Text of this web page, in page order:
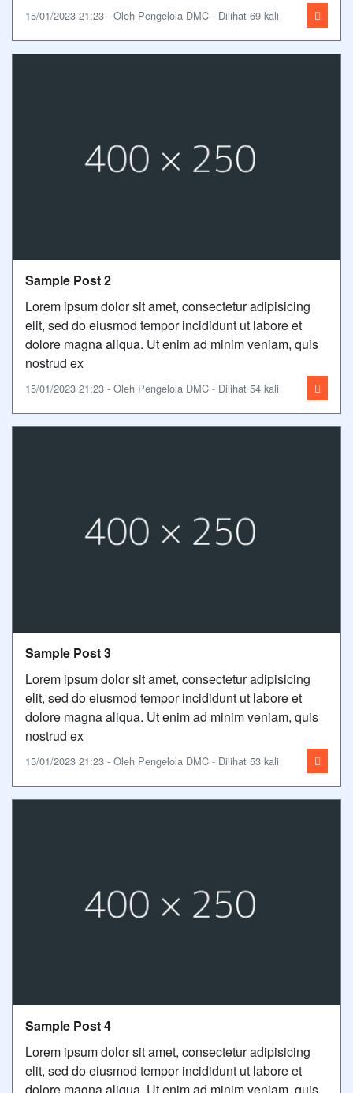
15/01/2023 21:23 - Oleh Pengelola DMC - Dilihat 69 kali
Sample Post 2
Lorem ipsum dolor sit amet, consectetur adipisicing
elit, sed do eiusmod tempor incididunt ut labore et
dolore magna aliqua. Ut enim ad minim veniam, quis
nostrud ex
15/01/2023 21:23 - Oleh Pengelola DMC - Dilihat 54 kali
Sample Post 3
Lorem ipsum dolor sit amet, consectetur adipisicing
elit, sed do eiusmod tempor incididunt ut labore et
dolore magna aliqua. Ut enim ad minim veniam, quis
nostrud ex
15/01/2023 21:23 - Oleh Pengelola DMC - Dilihat 53 kali
Sample Post 4
Lorem ipsum dolor sit amet, consectetur adipisicing
elit, sed do eiusmod tempor incididunt ut labore et